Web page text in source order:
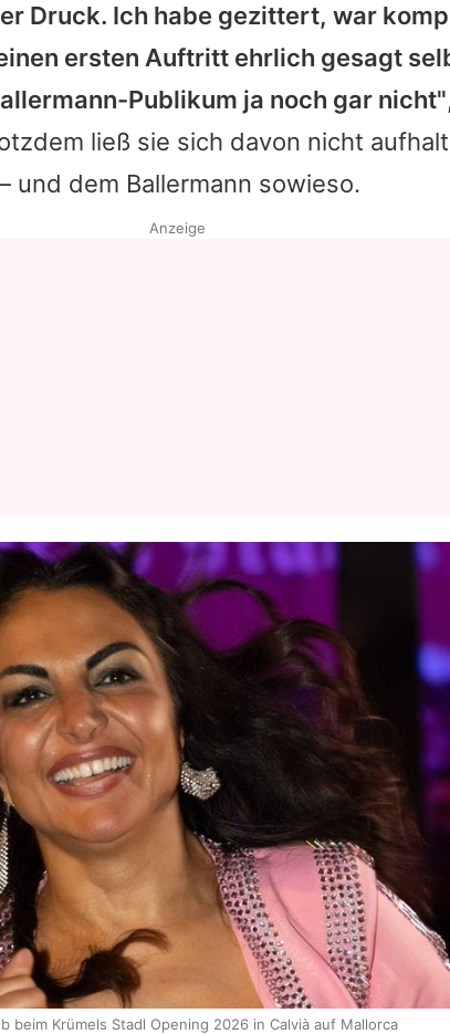
Datenschutzerklärung
Nutzungsbedingungen
Druck. Ich habe gezittert, war
ersten Auftritt ehrlich gesagt
Publikum ja noch gar nicht"
ließ sie sich davon nicht
und dem Ballermann sowieso.
Anzeige
beim Krümels Stadl Opening 2026 in Calvià auf Mallorca